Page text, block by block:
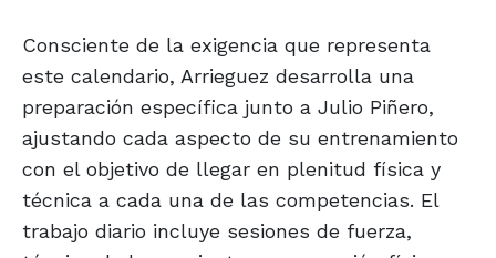
Consciente de la exigencia que representa
este calendario, Arrieguez desarrolla una
preparación específica junto a Julio Piñero,
ajustando cada aspecto de su entrenamiento
con el objetivo de llegar en plenitud física y
técnica a cada una de las competencias. El
trabajo diario incluye sesiones de fuerza,